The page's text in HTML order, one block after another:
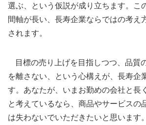
選ぶ、という仮説が成り立ちます。こ
間軸が長い、長寿企業ならではの考え
されます。
目標の売り上げを目指しつつ、品質
を離さない、という心構えが、長寿企
す。あなたが、いまお勤めの会社と長
と考えているなら、商品やサービスの
は失わないでいただきたいと思います